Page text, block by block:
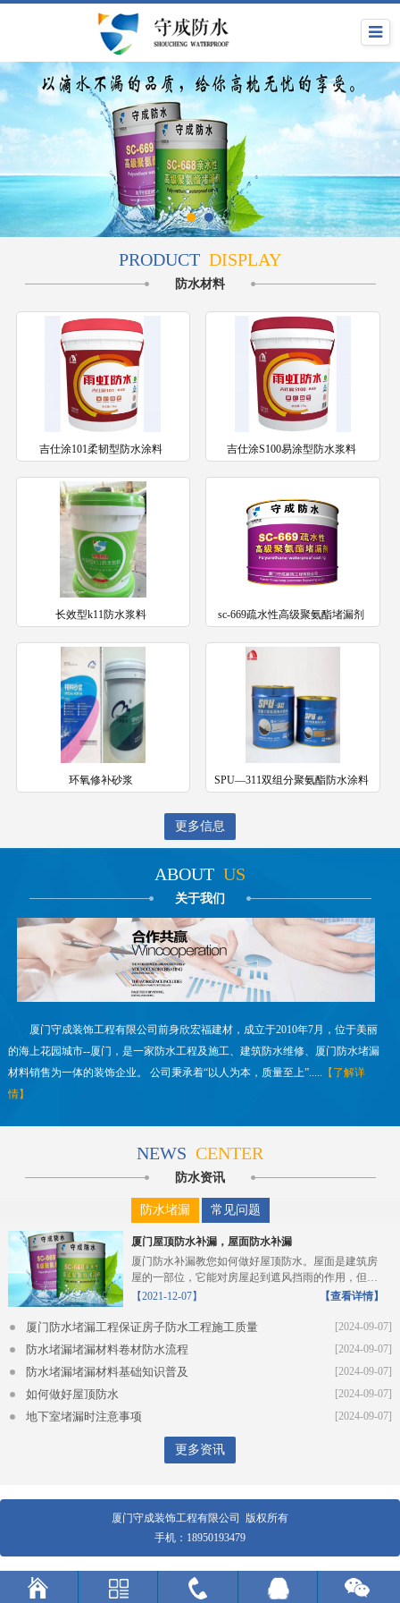
PRODUCT DISPLAY
防水材料
吉仕涂101柔韧型防水涂料 吉仕涂S100易涂型防水浆料
长效型k11防水浆料 sc-669疏水性高级聚氨酯堵漏剂
环氧修补砂浆 SPU—311双组分聚氨酯防水涂料
更多信息
ABOUT US
关于我们
厦门守成装饰工程有限公司前身欣宏福建材，成立于2010年7月，位于美丽
的海上花园城市--厦门，是一家防水工程及施工、建筑防水维修、厦门防水堵漏
材料销售为一体的装饰企业。 公司秉承着“以人为本，质量至上”..... 【了解详
情】
NEWS CENTER
防水资讯
防水堵漏 常见问题
厦门屋顶防水补漏，屋面防水补漏
厦门防水补漏教您如何做好屋顶防水。屋面是建筑房
屋的一部位，它能对房屋起到遮风挡雨的作用，但长
期抵抗风雨的...
【2021-12-07】 【查看详情】
[2024-09-07]
厦门防水堵漏工程保证房子防水工程施工质量
[2024-09-07]
防水堵漏堵漏材料卷材防水流程
[2024-09-07]
防水堵漏堵漏材料基础知识普及
[2024-09-07]
如何做好屋顶防水
[2024-09-07]
地下室堵漏时注意事项
更多资讯
厦门守成装饰工程有限公司 版权所有
手机： 18950193479